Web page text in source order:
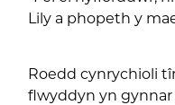
Lily a phopeth y
Roedd cynrychioli
flwyddyn yn